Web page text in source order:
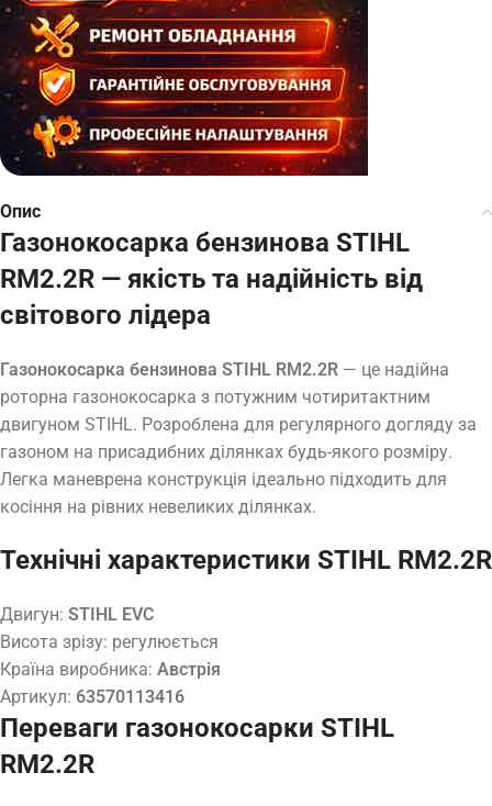
Опис
Газонокосарка бензинова STIHL
RM2.2R — якість та надійність від
світового лідера
Газонокосарка бензинова STIHL RM2.2R — це надійна
роторна газонокосарка з потужним чотиритактним
двигуном STIHL. Розроблена для регулярного догляду за
газоном на присадибних ділянках будь-якого розміру.
Легка маневрена конструкція ідеально підходить для
косіння на рівних невеликих ділянках.
Технічні характеристики STIHL RM2.2R
Двигун: STIHL EVC
Висота зрізу: регулюється
Країна виробника: Австрія
Артикул: 63570113416
Переваги газонокосарки STIHL
RM2.2R